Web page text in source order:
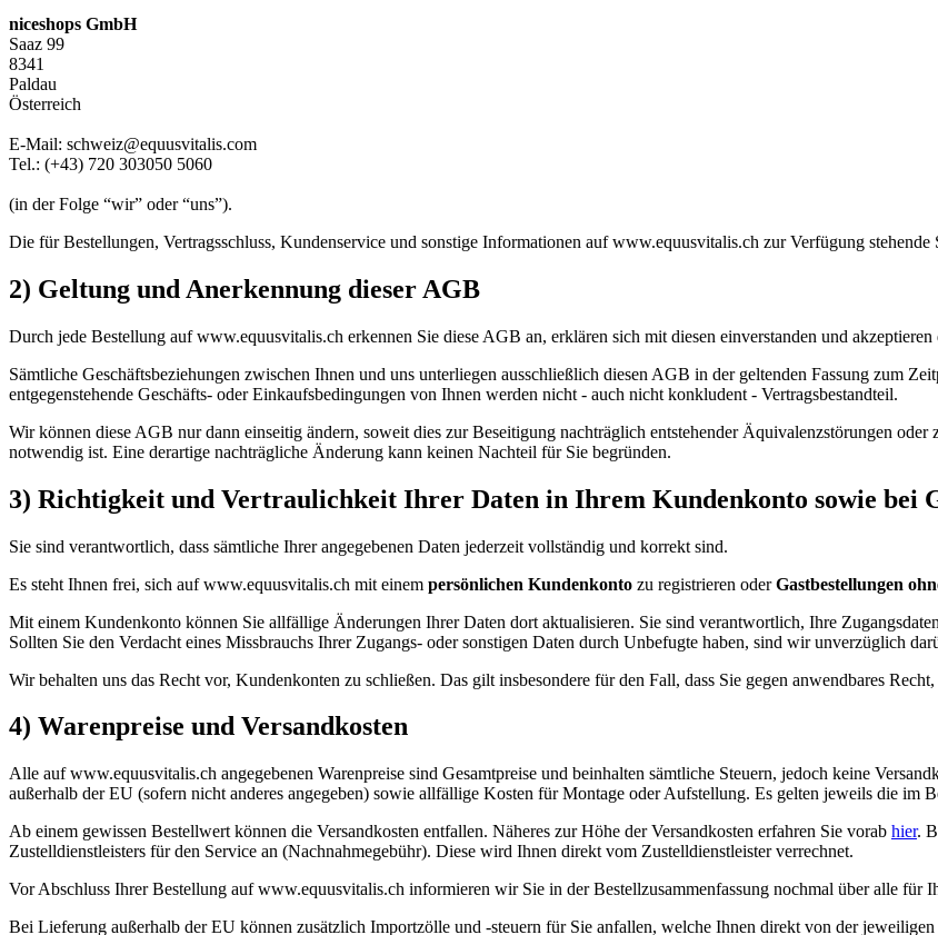
niceshops GmbH
Saaz 99
8341
Paldau
Österreich
E-Mail: schweiz@equusvitalis.com
Tel.: (+43) 720 303050 5060
(in der Folge “wir” oder “uns”).
Die für Bestellungen, Vertragsschluss, Kundenservice und sonstige Informationen auf www.equusvitalis.ch zur Verfügung stehende
2) Geltung und Anerkennung dieser AGB
Durch jede Bestellung auf www.equusvitalis.ch erkennen Sie diese AGB an, erklären sich mit diesen einverstanden und
Sämtliche Geschäftsbeziehungen zwischen Ihnen und uns unterliegen ausschließlich diesen AGB in der geltenden Fassung zum
entgegenstehende Geschäfts- oder Einkaufsbedingungen von Ihnen werden nicht - auch nicht konkludent - Vertragsbestandteil.
Wir können diese AGB nur dann einseitig ändern, soweit dies zur Beseitigung nachträglich entstehender Äquivalenzstörungen oder
notwendig ist. Eine derartige nachträgliche Änderung kann keinen Nachteil für Sie begründen.
3) Richtigkeit und Vertraulichkeit Ihrer Daten in Ihrem Kundenkonto sowie bei
Sie sind verantwortlich, dass sämtliche Ihrer angegebenen Daten jederzeit vollständig und korrekt sind.
Es steht Ihnen frei, sich auf www.equusvitalis.ch mit einem persönlichen Kundenkonto zu registrieren oderGastbestellungen
Mit einem Kundenkonto können Sie allfällige Änderungen Ihrer Daten dort aktualisieren. Sie sind verantwortlich, Ihre
Sollten Sie den Verdacht eines Missbrauchs Ihrer Zugangs- oder sonstigen Daten durch Unbefugte haben, sind wir unverzüglich
Wir behalten uns das Recht vor, Kundenkonten zu schließen. Das gilt insbesondere für den Fall, dass Sie gegen anwendbares
4) Warenpreise und Versandkosten
Alle auf www.equusvitalis.ch angegebenen Warenpreise sind Gesamtpreise und beinhalten sämtliche Steuern, jedoch keine
außerhalb der EU (sofern nicht anderes angegeben) sowie allfällige Kosten für Montage oder Aufstellung. Es gelten jeweils die im
Ab einem gewissen Bestellwert können die Versandkosten entfallen. Näheres zur Höhe der Versandkosten erfahren Sie vorab hier.
Zustelldienstleisters für den Service an (Nachnahmegebühr). Diese wird Ihnen direkt vom Zustelldienstleister verrechnet.
Vor Abschluss Ihrer Bestellung auf www.equusvitalis.ch informieren wir Sie in der Bestellzusammenfassung nochmal über alle für
Bei Lieferung außerhalb der EU können zusätzlich Importzölle und -steuern für Sie anfallen, welche Ihnen direkt von der